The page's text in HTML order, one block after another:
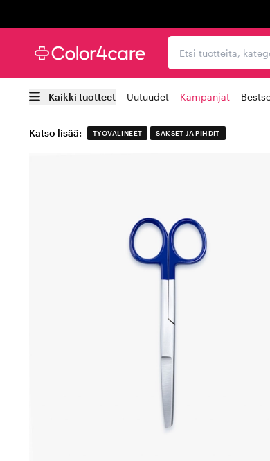
Etsi tuotteita,
Kaikki tuotteet Uutuudet Kampanjat
Katso lisää: TYÖVÄLINEET SAKSET JA PIHDIT